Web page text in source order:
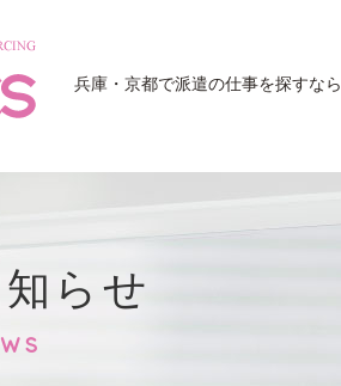
兵庫・京都で派遣の仕事を探すなら
らせ